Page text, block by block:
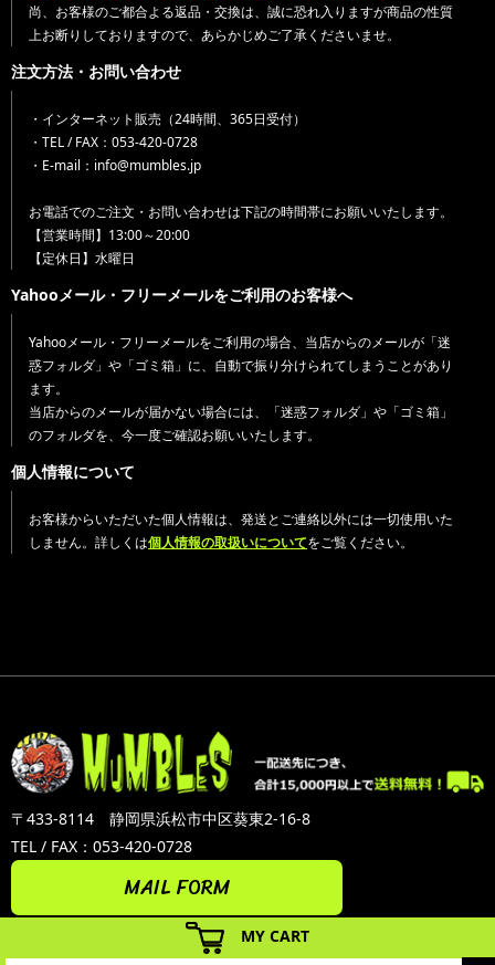
MY CART
尚、お客様のご都合よる返品・交換は、誠に恐れ入りますが商品の性質
上お断りしておりますので、あらかじめご了承くださいませ。
注文方法・お問い合わせ
・インターネット販売（24時間、365日受付）
・TEL / FAX：053-420-0728
・E-mail：info@mumbles.jp
お電話でのご注文・お問い合わせは下記の時間帯にお願いいたします。
【営業時間】13:00～20:00
【定休日】水曜日
Yahooメール・フリーメールをご利用のお客様へ
Yahooメール・フリーメールをご利用の場合、当店からのメールが「迷
惑フォルダ」や「ゴミ箱」に、自動で振り分けられてしまうことがあり
ます。
当店からのメールが届かない場合には、「迷惑フォルダ」や「ゴミ箱」
のフォルダを、今一度ご確認お願いいたします。
個人情報について
お客様からいただいた個人情報は、発送とご連絡以外には一切使用いた
しません。詳しくは個人情報の取扱いについてをご覧ください。
〒433-8114 静岡県浜松市中区葵東2-16-8
TEL / FAX：053-420-0728
MAIL FORM